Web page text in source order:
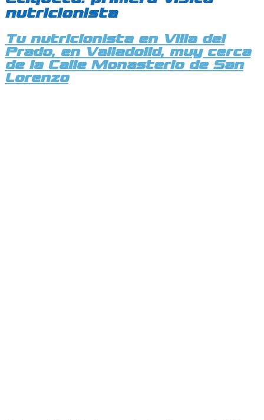
nutricionista
Tu nutricionista en Villa del
Prado, en Valladolid, muy cerca
de la Calle Monasterio de San
Lorenzo